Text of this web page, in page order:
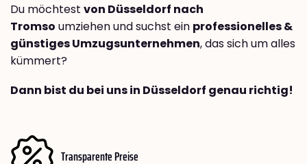
Du möchtest von Düsseldorf nach
Tromso umziehen und suchst ein professionelles &
günstiges Umzugsunternehmen, das sich um alles
kümmert?
Dann bist du bei uns in Düsseldorf genau richtig!
Transparente Preise